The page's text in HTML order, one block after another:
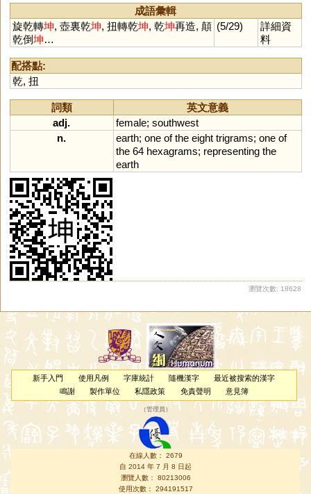
成語彙輯
旋乾轉坤, 壺裏乾坤, 扭轉乾坤, 乾坤再造, 顛
乾倒坤…
(5/29)
詳細資
料
配搭點:
乾, 扭
詞類
英文意義
adj.
female; southwest
n.
earth; one of the eight trigrams; one of
the 64 hexagrams; representing the
earth
瀏覽次數: 18628
新手入門 使用凡例 字庫統計 隨機漢字
最近被搜索的漢字
鳴謝
製作單位 私隱政策 免責聲明 意見簿
（管理員 ）
在線人數： 2679
自 2014 年 7 月 8 日起
瀏覽人數： 80213006
使用次數： 294191517